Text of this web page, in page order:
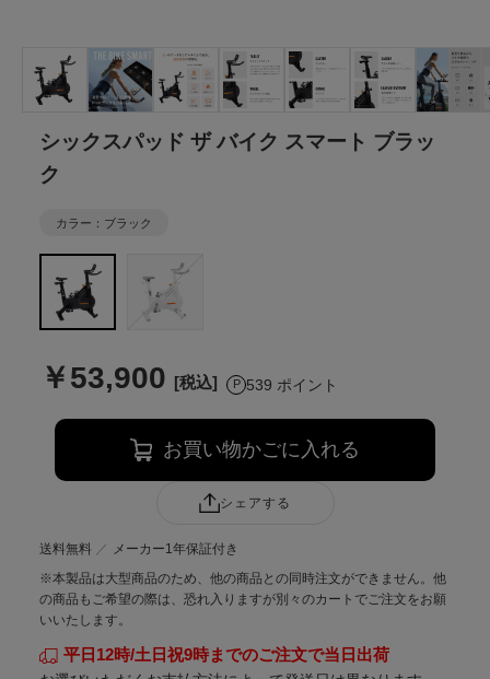
シックスパッド ザ バイク スマート ブラッ
ク
カラー：ブラック
￥53,900 539 ポイント
お買い物かごに入れる
シェアする
送料無料
メーカー1年保証付き
※本製品は大型商品のため、他の商品との同時注文ができません。他
の商品もご希望の際は、恐れ入りますが別々のカートでご注文をお願
いいたします。
平日12時/土日祝9時までのご注文で当日出荷